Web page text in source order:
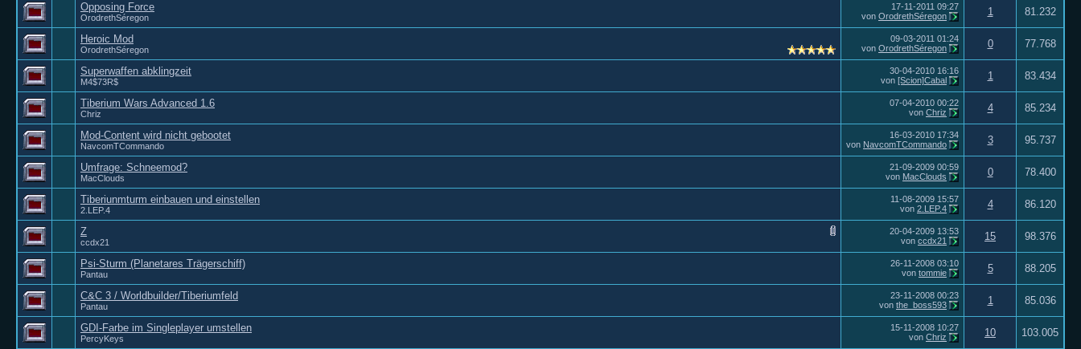
Opposing Force
OrodrethSéregon
17-11-2011 09:27
von OrodrethSéregon 1 81.232
Heroic Mod
OrodrethSéregon
09-03-2011 01:24
von OrodrethSéregon 0 77.768
Superwaffen abklingzeit
M4$73R$
30-04-2010 16:16
von [Scion]Cabal 1 83.434
Tiberium Wars Advanced 1.6
Chriz
07-04-2010 00:22
von Chriz 4 85.234
Mod-Content wird nicht gebootet
NavcomTCommando
16-03-2010 17:34
von NavcomTCommando 3 95.737
Umfrage: Schneemod?
MacClouds
21-09-2009 00:59
von MacClouds 0 78.400
Tiberiunmturm einbauen und einstellen
2.LEP.4
11-08-2009 15:57
von 2.LEP.4 4 86.120
Z
ccdx21
20-04-2009 13:53
von ccdx21 15 98.376
Psi-Sturm (Planetares Trägerschiff)
Pantau
26-11-2008 03:10
von tommie 5 88.205
C&C 3 / Worldbuilder/Tiberiumfeld
Pantau
23-11-2008 00:23
von the_boss593 1 85.036
GDI-Farbe im Singleplayer umstellen
PercyKeys
15-11-2008 10:27
von Chriz 10 103.005